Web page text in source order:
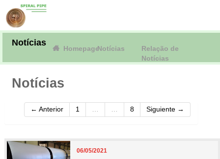
Notícias
HomepageNotícias
Relação de
Notícias
Notícias
← Anterior 1 8 Siguiente →
06/05/2021